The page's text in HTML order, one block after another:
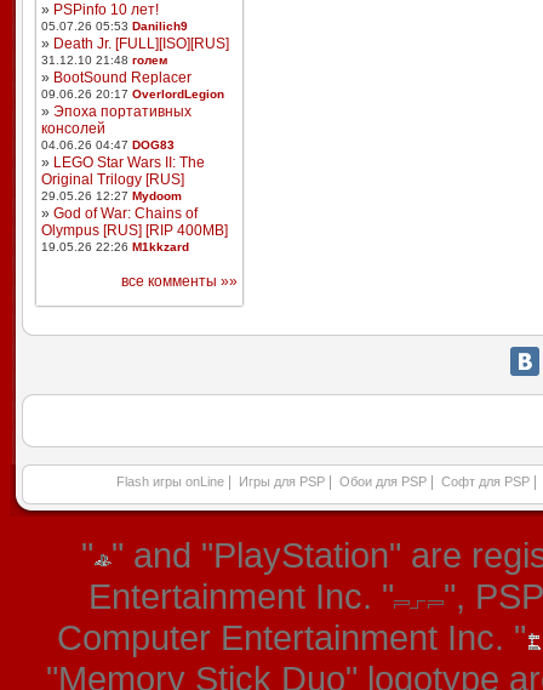
» PSPinfo 10 лет!
05.07.26 05:53 Danilich9
» Death Jr. [FULL][ISO][RUS]
31.12.10 21:48 голем
» BootSound Replacer
09.06.26 20:17 OverlordLegion
» Эпоха портативных
консолей
04.06.26 04:47 DOG83
» LEGO Star Wars II: The
Original Trilogy [RUS]
29.05.26 12:27 Mydoom
» God of War: Chains of
Olympus [RUS] [RIP 400MB]
19.05.26 22:26 M1kkzard
все комменты »»
Flash игры onLine Игры для PSP Обои для PSP Софт для PSP
" " and "PlayStation" are
Entertainment Inc. "
",
Computer Entertainment Inc. "
"Memory Stick Duo" logotype